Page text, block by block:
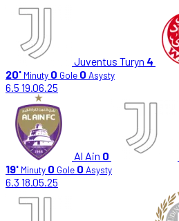
Juventus Turyn 4
20' Minuty 0 Gole 0 Asysty
6.5 19.06.25
Al Ain 0
19' Minuty 0 Gole 0 Asysty
6.3 18.05.25